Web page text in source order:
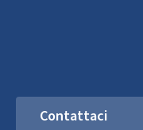
Contattaci